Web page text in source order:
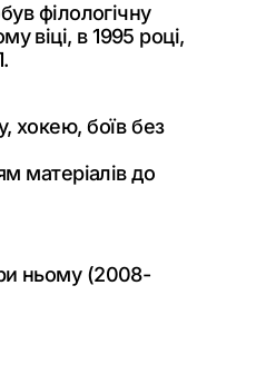
філологічну
віці, в 1995 році,
хокею, боїв без
матеріалів до
ньому (2008-